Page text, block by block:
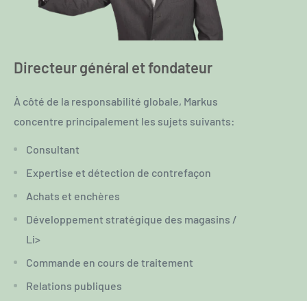
Directeur général et fondateur
À côté de la responsabilité globale, Markus
concentre principalement les sujets suivants:
Consultant
Expertise et détection de contrefaçon
Achats et enchères
Développement stratégique des magasins /
Li>
Commande en cours de traitement
Relations publiques